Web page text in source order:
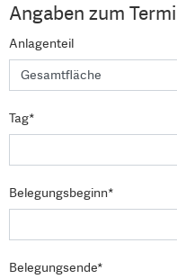
Angaben zum
Anlagenteil
Tag*
Belegungsbeginn*
Belegungsende*